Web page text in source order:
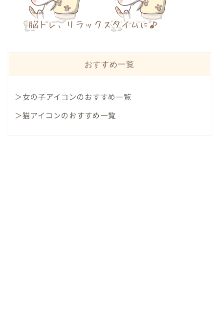
おすすめ一覧
＞女の子アイコンのおすすめ一覧
＞猫アイコンのおすすめ一覧